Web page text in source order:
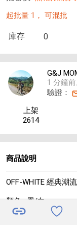
起批量 1， 可混批
庫存 0
G&J
1 分鐘
驗證：
上架
2614
商品說明
OFF-WHITE 經典潮
顏色 : 黑/白
尺寸 : M/L/XL